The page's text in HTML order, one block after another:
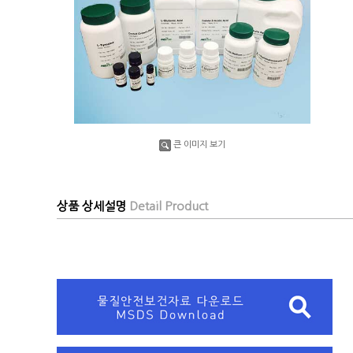
큰 이미지 보기
상품 상세설명 Detail Product